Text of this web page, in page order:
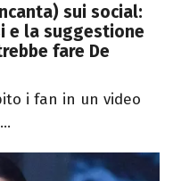
sui social:
e la suggestione
fare De
i fan in un video